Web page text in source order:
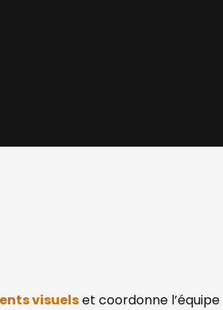
visuelset coordonne l’équipe